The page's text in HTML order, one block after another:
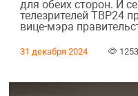
для обеих сторон. И
телезрителей ТВР24
вице-мэра
31 декабря 2024 1253